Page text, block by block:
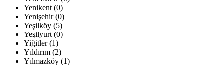
Yenikent (0)
Yenişehir (0)
Yeşilköy (5)
Yeşilyurt (0)
Yiğitler (1)
Yıldırım (2)
Yılmazköy (1)